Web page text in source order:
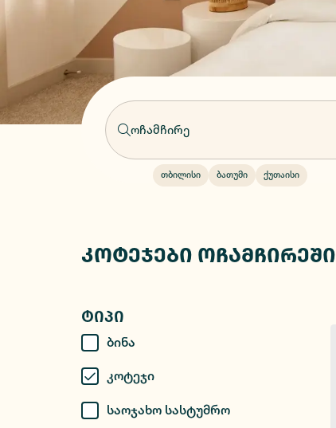
თბილისი ბათუმი ქუთაისი
კოტეჯები ოჩამჩირეში
Ტიპი
Ბინა
Კოტეჯი
Საოჯახო Სასტუმრო